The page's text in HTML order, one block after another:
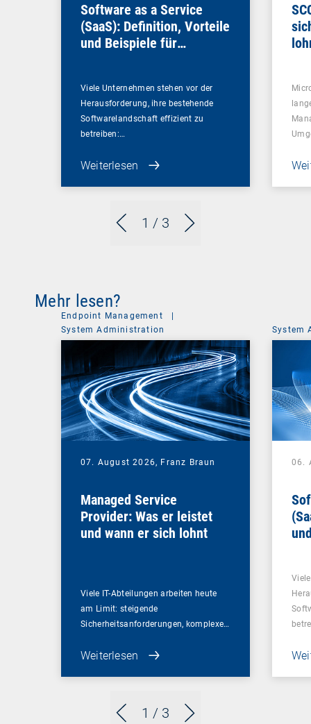
1 / 3
Software as a Service
(SaaS): Definition, Vorteile
und Beispiele für
Viele Unternehmen stehen vor der
Herausforderung, ihre bestehende
Softwarelandschaft effizient zu
betreiben:…
Weiterlesen
Mehr lesen?
1 / 3
Endpoint Management
System Administration
07. August 2026, Franz Braun
Managed Service
Provider: Was er leistet
und wann er sich lohnt
Viele IT-Abteilungen arbeiten heute
am Limit: steigende
Sicherheitsanforderungen, komplexe…
Weiterlesen
System
06.